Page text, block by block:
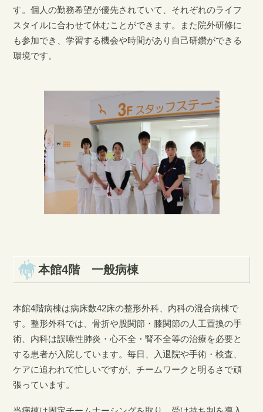
す。個人の勤務希望が優先されていて、それぞれのライフ
スタイルに合わせて休むことができます。また院外研修に
も参加でき、学習する機会や時間があり自己研鑽ができる
環境です。
本館4階 一般病棟
本館4階病棟は病床数42床の整形外科、内科の混合病棟で
す。整形外科では、骨折や股関節・膝関節の人工置換の手
術、内科は誤嚥性肺炎・心不全・腎不全等の治療を必要と
する患者が入院しています。毎日、入退院や手術・検査、
ケアに追われて忙しいですが、チームワークと明るさで頑
張っています。